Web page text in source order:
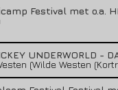
Festival met o.a.
UNDERWORLD -
(Wilde Westen